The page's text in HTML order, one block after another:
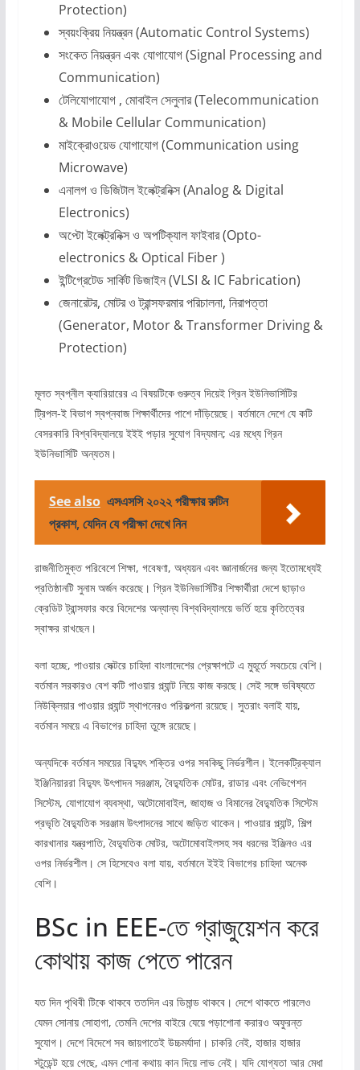
Protection)
স্বয়ংক্রিয় নিয়ন্ত্রন (Automatic Control Systems)
সংকেত নিয়ন্ত্রন এবং যোগাযোগ (Signal Processing and
Communication)
টেলিযোগাযোগ , মোবাইল সেলুলার (Telecommunication
& Mobile Cellular Communication)
মাইক্রোওয়েভ যোগাযোগ (Communication using
Microwave)
এনালগ ও ডিজিটাল ইলেক্ট্রনিক্স (Analog & Digital
Electronics)
অপ্টো ইলেক্ট্রনিক্স ও অপটিক্যাল ফাইবার (Opto-
electronics & Optical Fiber )
ইন্টিগ্রেটেড সার্কিট ডিজাইন (VLSI & IC Fabrication)
জেনারেটর, মোটর ও ট্রান্সফরমার পরিচালনা, নিরাপত্তা
(Generator, Motor & Transformer Driving &
Protection)
মূলত স্বপ্নীল ক্যারিয়ারের এ বিষয়টিকে গুরুত্ব দিয়েই গ্রিন ইউনিভার্সিটির
ট্রিপল-ই বিভাগ স্বপ্নবাজ শিক্ষার্থীদের পাশে দাঁড়িয়েছে। বর্তমানে দেশে যে কটি
বেসরকারি বিশ্ববিদ্যালয়ে ইইই পড়ার সুযোগ বিদ্যমান; এর মধ্যে গ্রিন
ইউনিভার্সিটি অন্যতম।
See also এসএসসি ২০২২ পরীক্ষার রুটিন
প্রকাশ, যেদিন যে পরীক্ষা দেখে নিন
রাজনীতিমুক্ত পরিবেশে শিক্ষা, গবেষণা, অধ্যয়ন এবং জ্ঞানার্জনের জন্য ইতোমধ্যেই
প্রতিষ্ঠানটি সুনাম অর্জন করেছে। গ্রিন ইউনিভার্সিটির শিক্ষার্থীরা দেশে ছাড়াও
ক্রেডিট ট্রান্সফার করে বিদেশের অন্যান্য বিশ্ববিদ্যালয়ে ভর্তি হয়ে কৃতিত্বের
স্বাক্ষর রাখছেন।
বলা হচ্ছে, পাওয়ার সেক্টরে চাহিদা বাংলাদেশের প্রেক্ষাপটে এ মুহূর্তে সবচেয়ে বেশি।
বর্তমান সরকারও বেশ কটি পাওয়ার প্ল্যান্ট নিয়ে কাজ করছে। সেই সঙ্গে ভবিষ্যতে
নিউক্লিয়ার পাওয়ার প্ল্যান্ট স্থাপনেরও পরিকল্পনা রয়েছে। সুতরাং বলাই যায়,
বর্তমান সময়ে এ বিভাগের চাহিদা তুঙ্গে রয়েছে।
অন্যদিকে বর্তমান সময়ের বিদ্যুৎ শক্তির ওপর সবকিছু নির্ভরশীল। ইলেকট্রিক্যাল
ইঞ্জিনিয়াররা বিদ্যুৎ উৎপাদন সরঞ্জাম, বৈদ্যুতিক মোটর, রাডার এবং নেভিগেশন
সিস্টেম, যোগাযোগ ব্যবস্থা, অটোমোবাইল, জাহাজ ও বিমানের বৈদ্যুতিক সিস্টেম
প্রভৃতি বৈদ্যুতিক সরঞ্জাম উৎপাদনের সাথে জড়িত থাকেন। পাওয়ার প্ল্যান্ট, শিল্প
কারখানার যন্ত্রপাতি, বৈদ্যুতিক মোটর, অটোমোবাইলসহ সব ধরনের ইঞ্জিনও এর
ওপর নির্ভরশীল। সে হিসেবেও বলা যায়, বর্তমানে ইইই বিভাগের চাহিদা অনেক
বেশি।
BSc in EEE-তে গ্রাজুয়েশন করে
কোথায় কাজ পেতে পারেন
যত দিন পৃথিবী টিকে থাকবে ততদিন এর ডিমান্ড থাকবে। দেশে থাকতে পারলেও
যেমন সোনায় সোহাগা, তেমনি দেশের বাইরে যেয়ে পড়াশোনা করারও অফুরন্ত
সুযোগ। দেশে বিদেশে সব জায়গাতেই উচ্চমর্যাদা। চাকরি নেই, হাজার হাজার
স্টুডেন্ট হয়ে গেছে, এমন শোনা কথায় কান দিয়ে লাভ নেই। যদি যোগ্যতা আর মেধা